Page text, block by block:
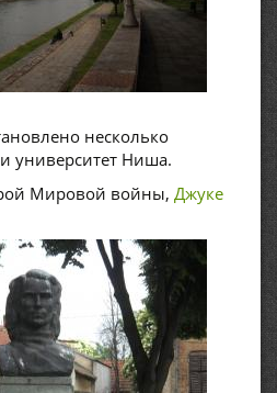
несколько
университет Ниша.
Мировой войны, Джуке